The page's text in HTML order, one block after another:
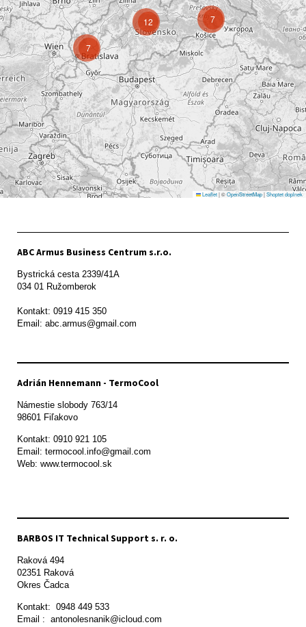
7
7
12
Leaflet|©OpenStreetMap|Shoptet doplnek
ABC Armus Business Centrum s.r.o.
Bystrická cesta 2339/41A
034 01 Ružomberok
Kontakt: 0919 415 350
Adrián Hennemann - TermoCool
Námestie slobody 763/14
98601 Fiľakovo
Kontakt: 0910 921 105
Email: termocool.info@gmail.com
Web: www.termocool.sk
BARBOS IT Technical Support s. r. o.
Raková 494
02351 Raková
Okres Čadca
Kontakt:  0948 449 533
Email :  antonolesnanik@icloud.com